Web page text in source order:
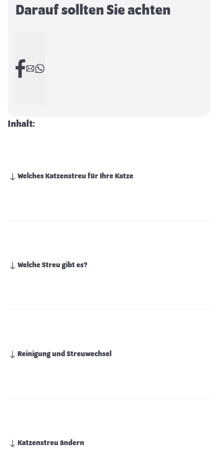
Darauf sollten Sie achten
Inhalt:
Welches Katzenstreu für Ihre Katze
Welche Streu gibt es?
Reinigung und Streuwechsel
Katzenstreu ändern